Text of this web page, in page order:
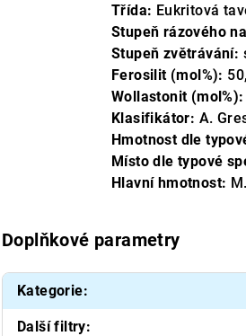
Třída: Eukritová
Stupeň rázového
Stupeň zvětrávání:
Ferosilit (mol%):
Wollastonit (mol%):
Klasifikátor: A.
Hmotnost dle
Místo dle typové
Hlavní hmotnost:
Doplňkové parametry
Kategorie:
Další filtry: